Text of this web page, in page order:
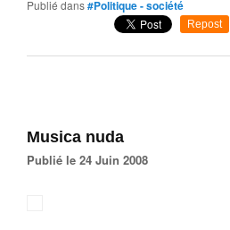
Publié dans#Politique - société
Repost
Musica nuda
Publié le 24 Juin 2008